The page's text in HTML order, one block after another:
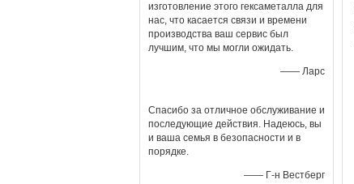
изготовление этого гексаметалла для
нас, что касается связи и времени
производства ваш сервис был
лучшим, что мы могли ожидать.
—— Ларс
Спасибо за отличное обслуживание и
последующие действия. Надеюсь, вы
и ваша семья в безопасности и в
порядке.
—— Г-н Вестберг